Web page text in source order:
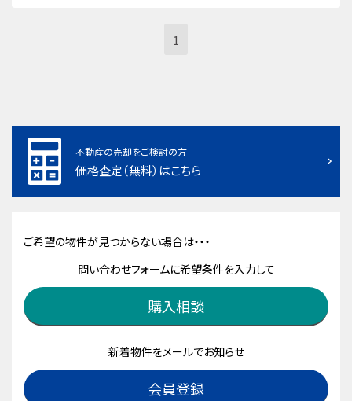
1
不動産の売却をご検討の方
価格査定（無料）はこちら
ご希望の物件が見つからない場合は・・・
問い合わせフォームに希望条件を入力して
購入相談
新着物件をメールでお知らせ
会員登録